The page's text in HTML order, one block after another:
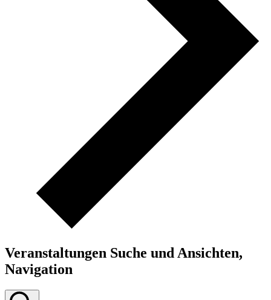
Veranstaltungen Suche und Ansichten,
Navigation